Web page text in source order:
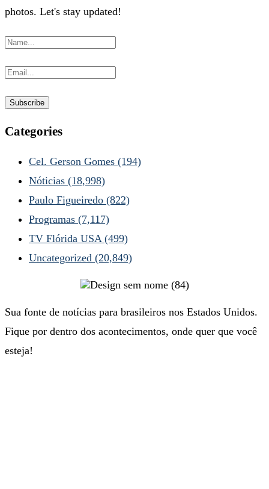
photos. Let's stay updated!
Categories
Cel. Gerson Gomes (194)
Nóticias (18,998)
Paulo Figueiredo (822)
Programas (7,117)
TV Flórida USA (499)
Uncategorized (20,849)
Sua fonte de notícias para brasileiros nos Estados Unidos.
Fique por dentro dos acontecimentos, onde quer que você
esteja!